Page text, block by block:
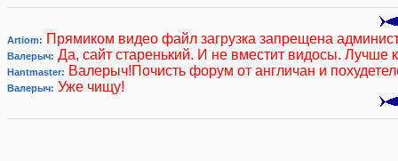
Artiom: Прямиком видео файл загрузка запрещена
Валерыч: Да, сайт старенький. И не вместит видосы.
Hantmaster: Валерыч!Почисть форум от англичан и
Валерыч: Уже чищу!